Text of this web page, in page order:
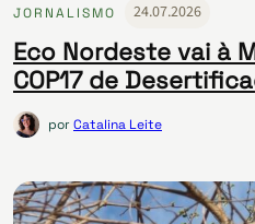
JORNALISMO 24.07.2026
Eco Nordeste vai à
COP17 de
porCatalina Leite